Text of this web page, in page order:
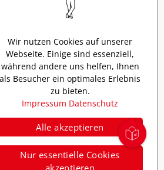
Impressum
Datenschutz
Wir nutzen Cookies auf unserer
Webseite. Einige sind essenziell,
während andere uns helfen, Ihnen
als Besucher ein optimales Erlebnis
zu bieten.
Impressum Datenschutz
Alle akzeptieren
Nur essentielle Cookies
akzeptieren